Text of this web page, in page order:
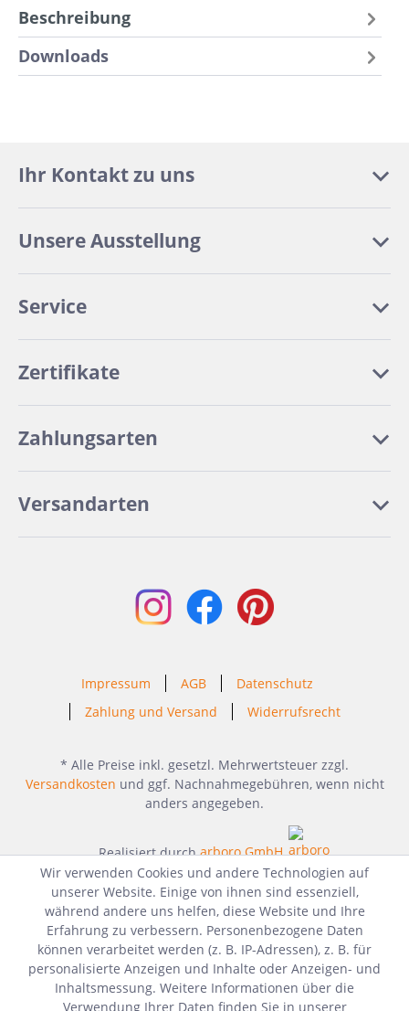
Beschreibung
Downloads
Ihr Kontakt zu uns
Unsere Ausstellung
Service
Zertifikate
Zahlungsarten
Versandarten
Impressum AGB
Datenschutz
Zahlung und Versand
Widerrufsrecht
* Alle Preise inkl. gesetzl. Mehrwertsteuer zzgl.
Versandkosten und ggf. Nachnahmegebühren, wenn nicht
anders angegeben.
Realisiert durcharboro GmbH
Wir verwenden Cookies und andere Technologien auf
unserer Website. Einige von ihnen sind essenziell,
während andere uns helfen, diese Website und Ihre
Erfahrung zu verbessern. Personenbezogene Daten
können verarbeitet werden (z. B. IP-Adressen), z. B. für
personalisierte Anzeigen und Inhalte oder Anzeigen- und
Inhaltsmessung. Weitere Informationen über die
Verwendung Ihrer Daten finden Sie in unserer